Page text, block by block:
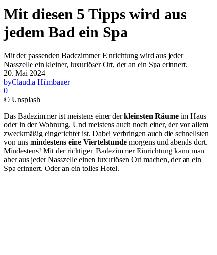
Mit diesen 5 Tipps wird aus
jedem Bad ein Spa
Mit der passenden Badezimmer Einrichtung wird aus jeder
Nasszelle ein kleiner, luxuriöser Ort, der an ein Spa erinnert.
20. Mai 2024
byClaudia Hilmbauer
0
© Unsplash
Das Badezimmer ist meistens einer derkleinsten Räume im Haus
oder in der Wohnung. Und meistens auch noch einer, der vor allem
zweckmäßig eingerichtet ist. Dabei verbringen auch die schnellsten
von uns mindestens eine Viertelstunde morgens und abends dort.
Mindestens! Mit der richtigen Badezimmer Einrichtung kann man
aber aus jeder Nasszelle einen luxuriösen Ort machen, der an ein
Spa erinnert. Oder an ein tolles Hotel.